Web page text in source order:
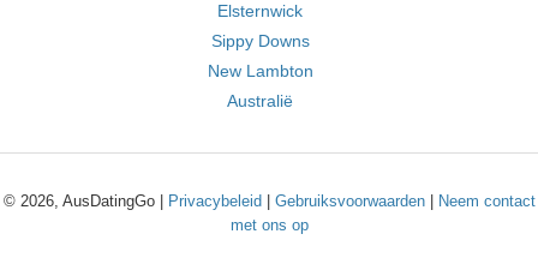
Elsternwick
Sippy Downs
New Lambton
Australië
© 2026, AusDatingGo | Privacybeleid Gebruiksvoorwaarden|
Neem contact
met ons op